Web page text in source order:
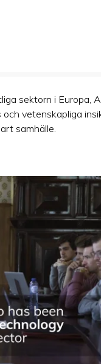
sektorn i Europa,
vetenskapliga
samhälle.